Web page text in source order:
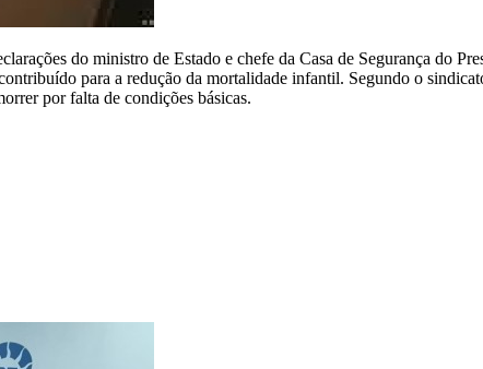
do ministro de Estado e chefe da Casa de Segurança do
para a redução da mortalidade infantil. Segundo o
por falta de condições básicas.